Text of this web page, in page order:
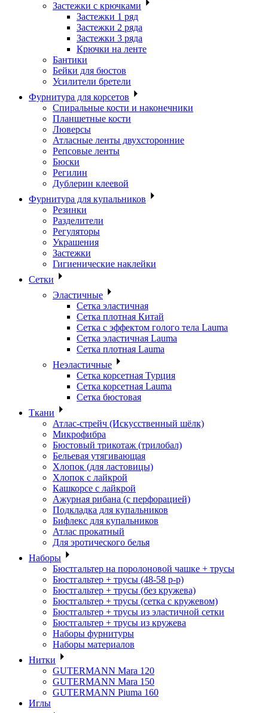
Застежки с крючками
Застежки 1 ряд
Застежки 2 ряда
Застежки 3 ряда
Крючки на ленте
Бантики
Бейки для бюстов
Усилители бретели
Фурнитура для корсетов
Спиральные кости и наконечники
Планшетные кости
Люверсы
Атласные ленты двухсторонние
Репсовые ленты
Бюски
Регилин
Дублерин клеевой
Фурнитура для купальников
Резинки
Разделители
Регуляторы
Украшения
Застежки
Гигиенические наклейки
Сетки
Эластичные
Сетка эластичная
Сетка плотная Китай
Сетка с эффектом голого тела Lauma
Сетка эластичная Lauma
Сетка плотная Lauma
Неэластичные
Сетка корсетная Турция
Сетка корсетная Lauma
Сетка бюстовая
Ткани
Атлас-стрейч (Искусственный шёлк)
Микрофибра
Бюстовый трикотаж (трилобал)
Бельевая утягивающая
Хлопок (для ластовицы)
Хлопок с лайкрой
Кашкорсе с лайкрой
Ажурная рибана (с перфорацией)
Подкладка для купальников
Бифлекс для купальников
Атлас прокатный
Для эротического белья
Наборы
Бюстгальтер на поролоновой чашке + трусы
Бюстгальтер + трусы (48-58 р-р)
Бюстгальтер + трусы (без кружева)
Бюстгальтер + трусы (сетка с кружевом)
Бюстгальтер + трусы из эластичной сетки
Бюстгальтер + трусы из кружева
Наборы фурнитуры
Наборы материалов
Нитки
GUTERMANN Mara 120
GUTERMANN Mara 150
GUTERMANN Piuma 160
Иглы